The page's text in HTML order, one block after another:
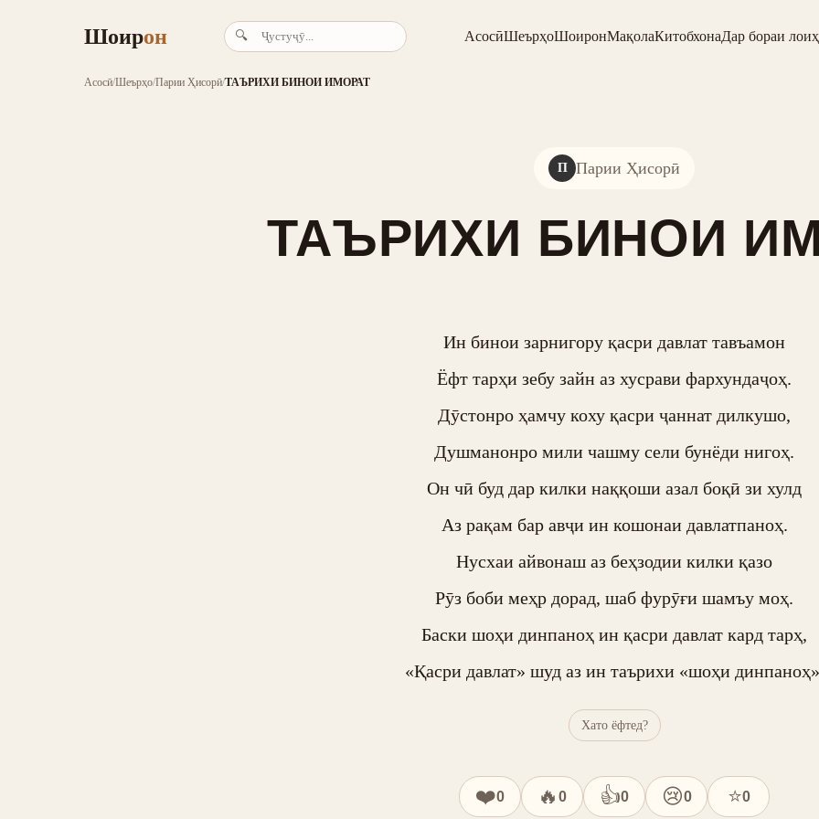
Шоирон 🔍 АсосӣШеърҳоШоиронМақолаКитобхонаДар бораи
Асосӣ/Шеърҳо/Парии Ҳисорӣ/ТАЪРИХИ БИНОИ ИМОРАТ
П Парии Ҳисорӣ
ТАЪРИХИ БИНОИ
Ин бинои зарнигору қасри давлат тавъамон
Ёфт тарҳи зебу зайн аз хусрави фархундаҷоҳ.
Дӯстонро ҳамчу коху қасри ҷаннат дилкушо,
Душманонро мили чашму сели бунёди нигоҳ.
Он чӣ буд дар килки наққоши азал боқӣ зи хулд
Аз рақам бар авҷи ин кошонаи давлатпаноҳ.
Нусхаи айвонаш аз беҳзодии килки қазо
Рӯз боби меҳр дорад, шаб фурӯғи шамъу моҳ.
Баски шоҳи динпаноҳ ин қасри давлат кард тарҳ,
«Қасри давлат» шуд аз ин таърихи «шоҳи
Хато ёфтед?
❤️0 🔥 0 👍0 😢0 ⭐0